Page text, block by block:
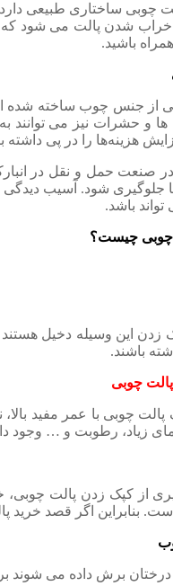
چوبی ساختاری طبیعی
شدن پالت می شود که
باشید.
از جنس چوب ساخته
ها و حشرات نیز می
هزینه‌ها را در پی داشته
در صنعت حمل و نقل در
جلوگیری شود. آسیب
باشد.
چوبی چیست؟
زدن این وسیله دخیل
باشند.
چوبی
پالت چوبی با عمر مفید
زیاد، رطوبت و … وجود
از کپک زدن پالت
بنابراین اگر قصد خرید
برش داده می شوند